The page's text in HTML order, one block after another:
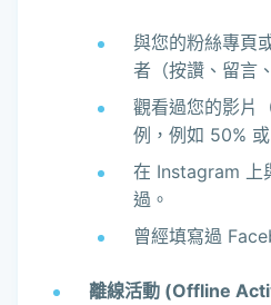
與您的粉絲專頁
者（按讚、留言
觀看過您的影片
例，例如 50%
在 Instagram 上
過。
曾經填寫過
離線活動 (Offline